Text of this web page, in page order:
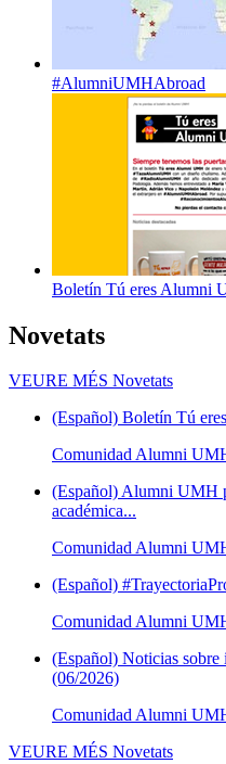
#AlumniUMHAbroad
Boletín Tú eres Alumni
Novetats
VEURE MÉS Novetats
(Español) Boletín Tú
Comunidad Alumni
(Español) Alumni UMH
académica...
Comunidad Alumni
(Español)
Comunidad Alumni
(Español) Noticias
(06/2026)
Comunidad Alumni
VEURE MÉS Novetats